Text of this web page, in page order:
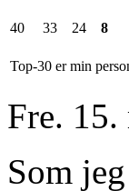
40 33 24 8
Top-30 er min
Fre.
Som